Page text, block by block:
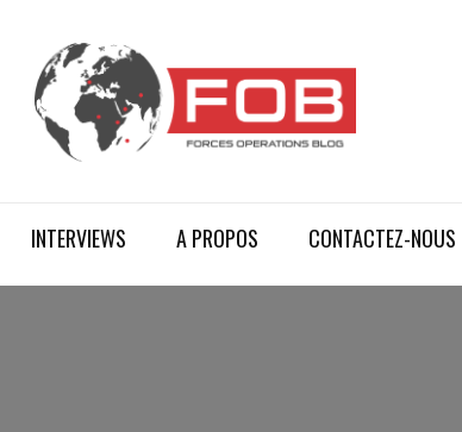
INTERVIEWS A PROPOS CONTACTEZ-NOUS